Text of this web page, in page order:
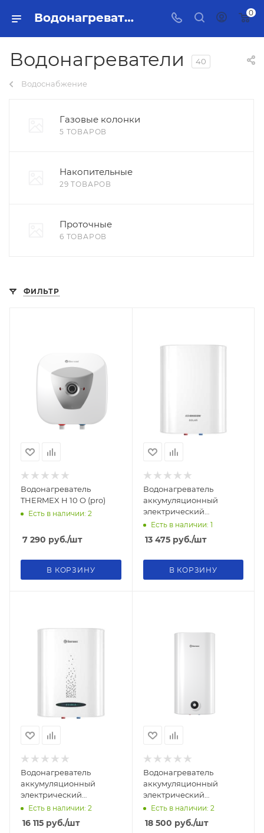
Водонагреватели Тольятти - купить в интернет-магазине, каталог с ценами и характеристиками 0
Водонагреватели 40
Водоснабжение
Газовые колонки
5 ТОВАРОВ
Накопительные
29 ТОВАРОВ
Проточные
6 ТОВАРОВ
ФИЛЬТР
Водонагреватель
THERMEX H 10 O (pro)
Есть в наличии: 2
7 290 руб./шт
В КОРЗИНУ
Водонагреватель
аккумуляционный
электрический
THERMEX EDISSON Solar
Есть в наличии: 1
13 475руб./шт
В КОРЗИНУ
Водонагреватель
аккумуляционный
электрический
THERMEX Double 30
Есть в наличии: 2
16 115 руб./шт
Водонагреватель
аккумуляционный
электрический
THERMEX MK 50V
Есть в наличии: 2
18 500 руб./шт